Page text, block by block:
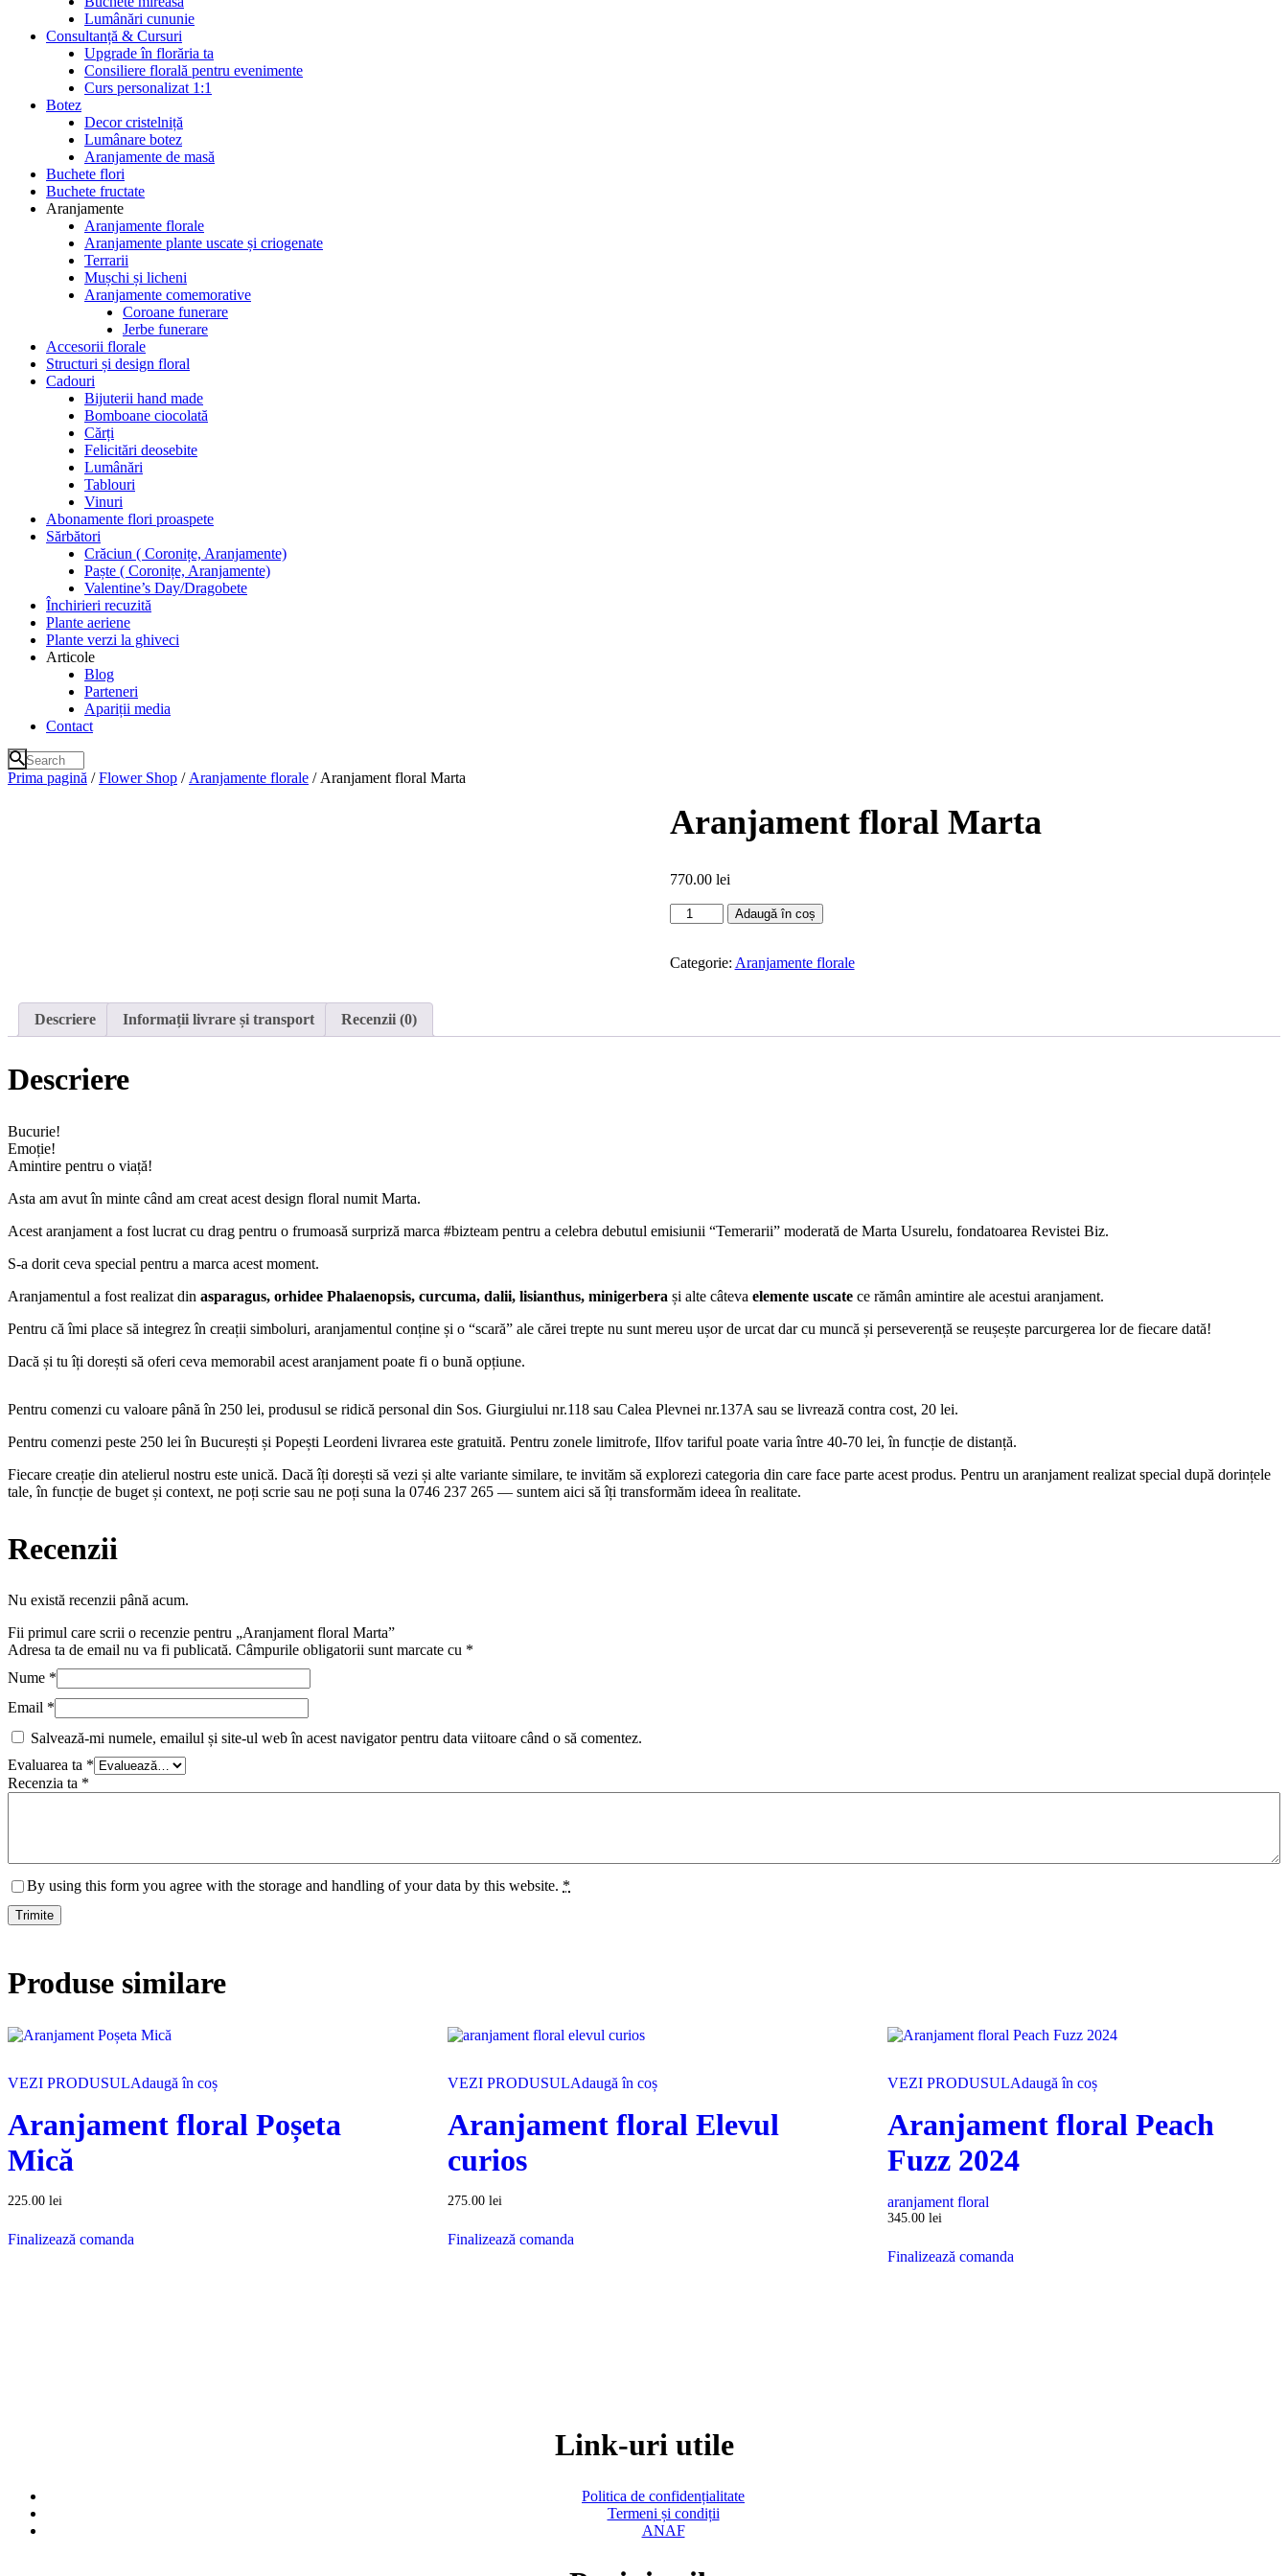
Lumânări cununie
Consultanță & Cursuri
Upgrade în florăria ta
Consiliere florală pentru evenimente
Curs personalizat 1:1
Botez
Decor cristelniță
Lumânare botez
Aranjamente de masă
Buchete flori
Buchete fructate
Aranjamente
Aranjamente florale
Aranjamente plante uscate și criogenate
Terrarii
Mușchi și licheni
Aranjamente comemorative
Coroane funerare
Jerbe funerare
Accesorii florale
Structuri și design floral
Cadouri
Bijuterii hand made
Bomboane ciocolată
Cărți
Felicitări deosebite
Lumânări
Tablouri
Vinuri
Abonamente flori proaspete
Sărbători
Crăciun ( Coronițe, Aranjamente)
Paște ( Coronițe, Aranjamente)
Valentine’s Day/Dragobete
Închirieri recuzită
Plante aeriene
Plante verzi la ghiveci
Articole
Blog
Parteneri
Apariții media
Contact
Prima pagină /Flower Shop / Aranjamente florale / Aranjament floral Marta
Aranjament floral Marta
770.00 lei
Cantitate
Aranjament
Marta
Adaugă în coș
Categorie: Aranjamente florale
Descriere Informații livrare și transport Recenzii (0)
Descriere
Bucurie!
Emoție!
Amintire pentru o viață!
Asta am avut în minte când am creat acest design floral numit Marta.
Acest aranjament a fost lucrat cu drag pentru o frumoasă surpriză marca #bizteam pentru a celebra debutul emisiunii “Temerarii” moderată de Marta Usurelu, fondatoarea Revistei Biz.
S-a dorit ceva special pentru a marca acest moment.
Aranjamentul a fost realizat din asparagus, orhidee Phalaenopsis, curcuma, dalii, lisianthus, minigerbera și alte câteva elemente uscate ce rămân amintire ale acestui aranjament.
Pentru că îmi place să integrez în creații simboluri, aranjamentul conține și o “scară” ale cărei trepte nu sunt mereu ușor de urcat dar cu muncă și perseverență se reușește parcurgerea lor de fiecare dată!
Dacă și tu îți dorești să oferi ceva memorabil acest aranjament poate fi o bună opțiune.
Pentru comenzi cu valoare până în 250 lei, produsul se ridică personal din Sos. Giurgiului nr.118 sau Calea Plevnei nr.137A sau se livrează contra cost, 20 lei.
Pentru comenzi peste 250 lei în București și Popești Leordeni livrarea este gratuită. Pentru zonele limitrofe, Ilfov tariful poate varia între 40-70 lei, în funcție de distanță.
Fiecare creație din atelierul nostru este unică. Dacă îți dorești să vezi și alte variante similare, te invităm să explorezi categoria din care face parte acest produs. Pentru un aranjament realizat special după dorințele
tale, în funcție de buget și context, ne poți scrie sau ne poți suna la 0746 237 265 — suntem aici să îți transformăm ideea în realitate.
Recenzii
Nu există recenzii până acum.
Fii primul care scrii o recenzie pentru „Aranjament floral Marta”
Adresa ta de email nu va fi publicată. Câmpurile obligatorii sunt marcate cu *
Nume *
Email *
Salvează-mi numele, emailul și site-ul web în acest navigator pentru data viitoare când o să comentez.
Evaluarea ta *
Recenzia ta *
By using this form you agree with the storage and handling of your data by this website. *
Produse similare
VEZI PRODUSULAdaugă în coș
Aranjament floral Poșeta
Mică
225.00 lei
Finalizează comanda
VEZI PRODUSULAdaugă în coș
Aranjament floral Elevul
curios
275.00 lei
Finalizează comanda
VEZI PRODUSULAdaugă în coș
Aranjament floral Peach
Fuzz 2024
aranjament floral
345.00 lei
Finalizează comanda
Link-uri utile
Politica de confidențialitate
Termeni și condiții
ANAF